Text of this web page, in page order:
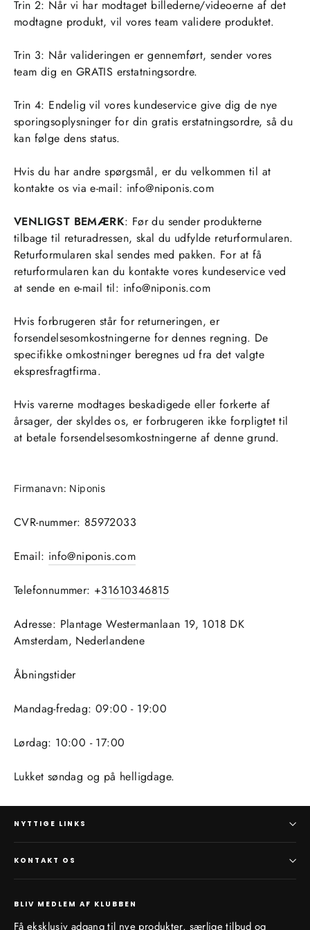
Trin 2: Når vi har modtaget billederne/videoerne af det
modtagne produkt, vil vores team validere produktet.
Trin 3: Når valideringen er gennemført, sender vores
team dig en GRATIS erstatningsordre.
Trin 4: Endelig vil vores kundeservice give dig de nye
sporingsoplysninger for din gratis erstatningsordre, så du
kan følge dens status.
Hvis du har andre spørgsmål, er du velkommen til at
kontakte os via e-mail: info@niponis.com
VENLIGST BEMÆRK: Før du sender produkterne
tilbage til returadressen, skal du udfylde returformularen.
Returformularen skal sendes med pakken. For at få
returformularen kan du kontakte vores kundeservice ved
at sende en e-mail til: info@niponis.com
Hvis forbrugeren står for returneringen, er
forsendelsesomkostningerne for dennes regning. De
specifikke omkostninger beregnes ud fra det valgte
ekspresfragtfirma.
Hvis varerne modtages beskadigede eller forkerte af
årsager, der skyldes os, er forbrugeren ikke forpligtet til
at betale forsendelsesomkostningerne af denne grund.
Firmanavn: Niponis
CVR-nummer: 85972033
Email: info@niponis.com
Telefonnummer: +31610346815
Adresse: Plantage Westermanlaan 19, 1018 DK
Amsterdam, Nederlandene
Åbningstider
Mandag-fredag: 09:00 - 19:00
Lørdag: 10:00 - 17:00
Lukket søndag og på helligdage.
NYTTIGE LINKS
KONTAKT OS
BLIV MEDLEM AF KLUBBEN
Få eksklusiv adgang til nye produkter, særlige tilbud og